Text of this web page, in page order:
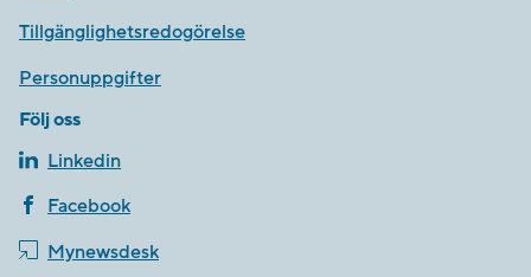
Tillgänglighetsredogörelse
Personuppgifter
Följ oss
Linkedin
Facebook
Mynewsdesk